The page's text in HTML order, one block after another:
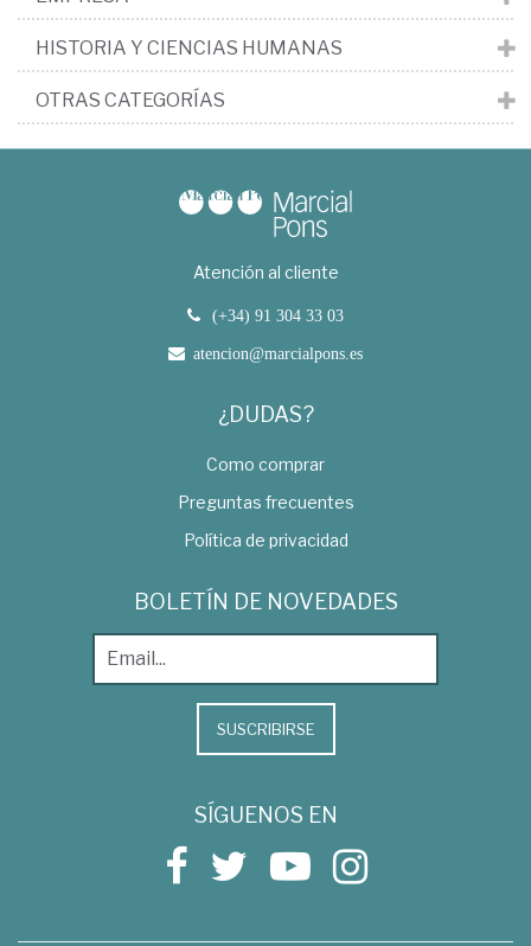
HISTORIA Y CIENCIAS HUMANAS
OTRAS CATEGORÍAS
Atención al cliente
(+34) 91 304 33 03
atencion@marcialpons.es
¿DUDAS?
Como comprar
Preguntas frecuentes
Política de privacidad
BOLETÍN DE NOVEDADES
SUSCRIBIRSE
SÍGUENOS EN